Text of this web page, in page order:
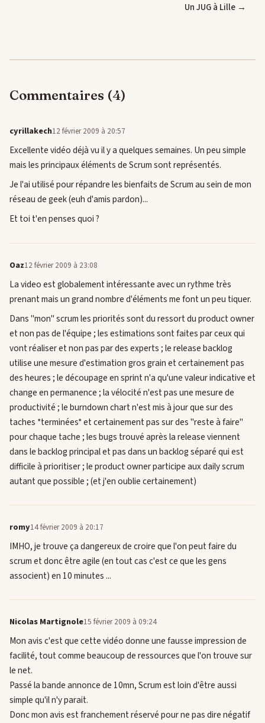
Un JUG à Lille →
Commentaires (4)
cyrillakech12 février 2009 à 20:57
Excellente vidéo déjà vu il y a quelques semaines. Un peu simple
mais les principaux éléments de Scrum sont représentés.
Je l'ai utilisé pour répandre les bienfaits de Scrum au sein de mon
réseau de geek (euh d'amis pardon)...
Et toi t'en penses quoi ?
Oaz12 février 2009 à 23:08
La video est globalement intéressante avec un rythme très
prenant mais un grand nombre d'éléments me font un peu tiquer.
Dans "mon" scrum les priorités sont du ressort du product owner
et non pas de l'équipe ; les estimations sont faites par ceux qui
vont réaliser et non pas par des experts ; le release backlog
utilise une mesure d'estimation gros grain et certainement pas
des heures ; le découpage en sprint n'a qu'une valeur indicative et
change en permanence ; la vélocité n'est pas une mesure de
productivité ; le burndown chart n'est mis à jour que sur des
taches *terminées* et certainement pas sur des "reste à faire"
pour chaque tache ; les bugs trouvé après la release viennent
dans le backlog principal et pas dans un backlog séparé qui est
difficile à prioritiser ; le product owner participe aux daily scrum
autant que possible ; (et j'en oublie certainement)
romy14 février 2009 à 20:17
IMHO, je trouve ça dangereux de croire que l'on peut faire du
scrum et donc être agile (en tout cas c'est ce que les gens
associent) en 10 minutes ...
Nicolas Martignole15 février 2009 à 09:24
Mon avis c'est que cette vidéo donne une fausse impression de
facilité, tout comme beaucoup de ressources que l'on trouve sur
le net.
Passé la bande annonce de 10mn, Scrum est loin d'être aussi
simple qu'il n'y parait.
Donc mon avis est franchement réservé pour ne pas dire négatif